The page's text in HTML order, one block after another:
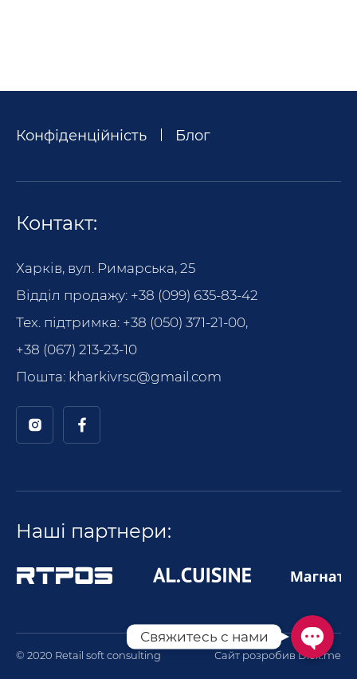
Контакт:
Харків, вул. Римарська, 25
Відділ продажу: +38 (099) 635-83-42
Тех. підтримка: +38 (050) 371-21-00,
+38 (067) 213-23-10
Пошта: kharkivrsc@gmail.com
Конфіденційність Блог
Наші партнери:
© 2020 Retail soft consulting Сайт розробивDiex.me
Свяжитесь с нами